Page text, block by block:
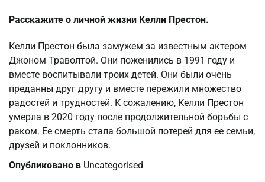
Расскажите о личной жизни Келли Престон.
Келли Престон была замужем за известным актером
Джоном Траволтой. Они поженились в 1991 году и
вместе воспитывали троих детей. Они были очень
преданны друг другу и вместе пережили множество
радостей и трудностей. К сожалению, Келли Престон
умерла в 2020 году после продолжительной борьбы с
раком. Ее смерть стала большой потерей для ее семьи,
друзей и поклонников.
Опубликовано в Uncategorised